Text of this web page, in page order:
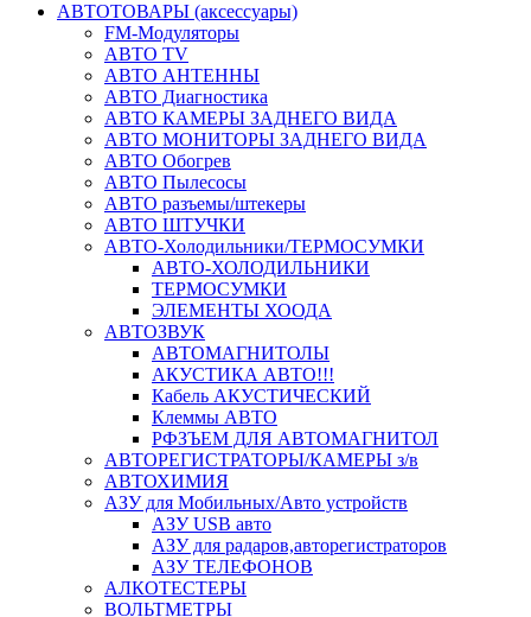
АВТОТОВАРЫ (аксессуары)
FM-Модуляторы
АВТО TV
АВТО АНТЕННЫ
АВТО Диагностика
АВТО КАМЕРЫ ЗАДНЕГО ВИДА
АВТО МОНИТОРЫ ЗАДНЕГО ВИДА
АВТО Обогрев
АВТО Пылесосы
АВТО разъемы/штекеры
АВТО ШТУЧКИ
АВТО-Холодильники/ТЕРМОСУМКИ
АВТО-ХОЛОДИЛЬНИКИ
ТЕРМОСУМКИ
ЭЛЕМЕНТЫ ХООДА
АВТОЗВУК
АВТОМАГНИТОЛЫ
АКУСТИКА АВТО!!!
Кабель АКУСТИЧЕСКИЙ
Клеммы АВТО
РФЗЪЕМ ДЛЯ АВТОМАГНИТОЛ
АВТОРЕГИСТРАТОРЫ/КАМЕРЫ з/в
АВТОХИМИЯ
АЗУ для Мобильных/Авто устройств
АЗУ USB авто
АЗУ для радаров,авторегистраторов
АЗУ ТЕЛЕФОНОВ
АЛКОТЕСТЕРЫ
ВОЛЬТМЕТРЫ